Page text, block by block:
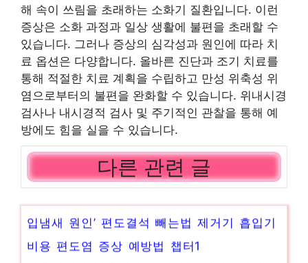
해 속이 쓰림을 초래하는 소화기 질환입니다. 이런
증상은 소화 과정과 일상 생활에 불편을 초래할 수
있습니다. 그러나 증상의 심각성과 원인에 따라 치
료 옵션은 다양합니다. 올바른 진단과 조기 치료를
통해 적절한 치료 계획을 수립하고 만성 위축성 위
염으로부터의 불편을 완화할 수 있습니다. 위내시경
검사나 내시경적 검사 및 주기적인 관찰을 통해 예
방에도 힘을 실을 수 있습니다.
다른 관련 글
입냄새 원인’ 편도결석 빼는법 제거기 흡입기
비용 편도염 증상 예방법 챕터1